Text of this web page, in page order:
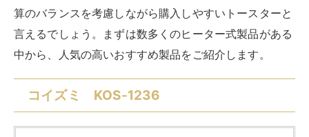
算のバランスを考慮しながら購入しやすいトースターと
言えるでしょう。まずは数多くのヒーター式製品がある
中から、人気の高いおすすめ製品をご紹介します。
コイズミ KOS-1236